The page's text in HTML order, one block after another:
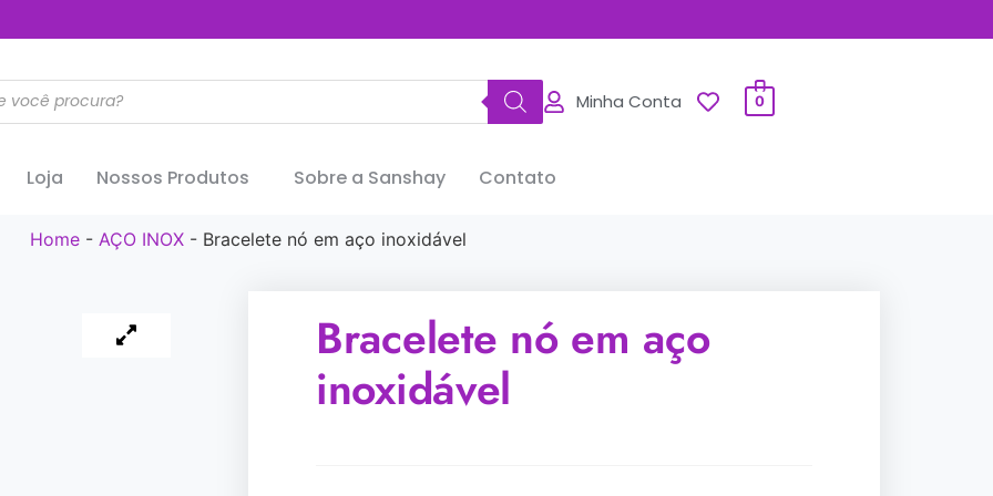
Minha Conta 0
Loja Nossos Produtos Sobre a Sanshay Contato
Home - AÇO INOX - Bracelete nó em aço inoxidável
Bracelete nó em aço
inoxidável